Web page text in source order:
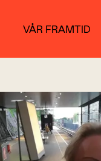
VÅR FRAMTID